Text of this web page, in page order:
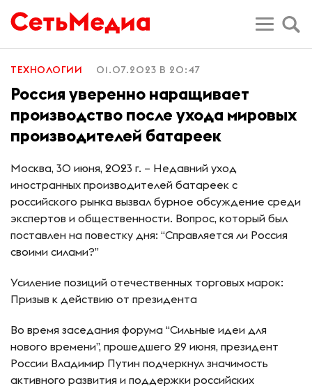
ТЕХНОЛОГИИ 01.07.2023 В 20:47
Россия уверенно наращивает
производство после ухода мировых
производителей батареек
Москва, 30 июня, 2023 г. – Недавний уход
иностранных производителей батареек с
российского рынка вызвал бурное обсуждение среди
экспертов и общественности. Вопрос, который был
поставлен на повестку дня: “Справляется ли Россия
своими силами?”
Усиление позиций отечественных торговых марок:
Призыв к действию от президента
Во время заседания форума “Сильные идеи для
нового времени”, прошедшего 29 июня, президент
России Владимир Путин подчеркнул значимость
активного развития и поддержки российских